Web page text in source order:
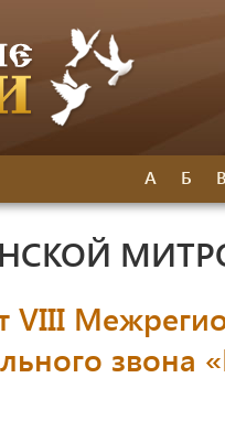
А Б
VIII
звона